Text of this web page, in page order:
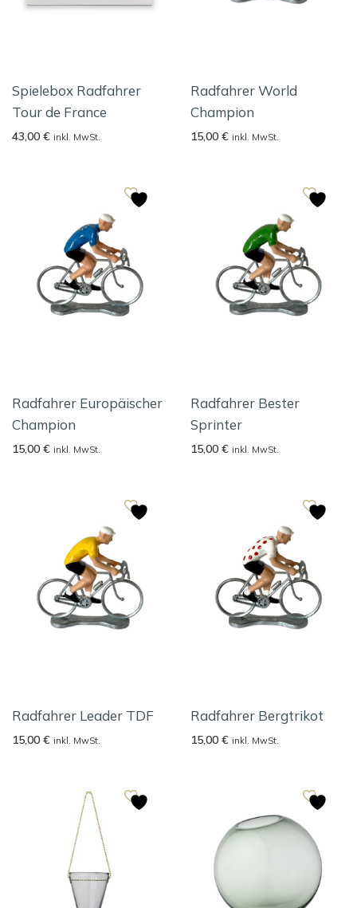
Spielebox Radfahrer
Tour de France
43,00 € inkl. MwSt.
Radfahrer World
Champion
15,00 € inkl. MwSt.
Radfahrer Europäischer
Champion
15,00 € inkl. MwSt.
Radfahrer Bester
Sprinter
15,00 € inkl. MwSt.
Radfahrer Leader TDF
15,00 € inkl. MwSt.
Radfahrer Bergtrikot
15,00 € inkl. MwSt.